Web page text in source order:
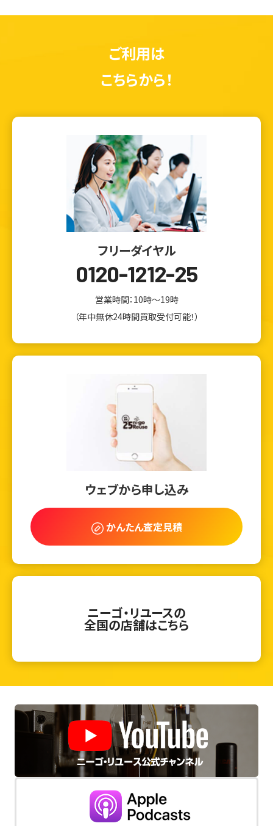
ご利用は
こちらから！
フリーダイヤル
0120-1212-25
営業時間：10時～19時
（年中無休24時間買取受付可能！）
ウェブから申し込み
かんたん査定見積
ニーゴ・リユースの
全国の店舗はこちら